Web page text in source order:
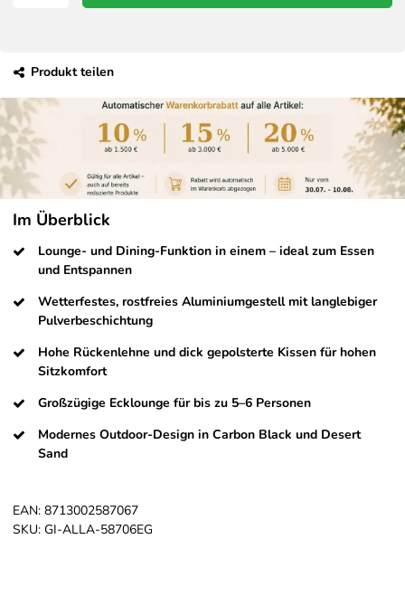
Produkt teilen
Im Überblick
Lounge- und Dining-Funktion in einem – ideal zum Essen
und Entspannen
Wetterfestes, rostfreies Aluminiumgestell mit langlebiger
Pulverbeschichtung
Hohe Rückenlehne und dick gepolsterte Kissen für hohen
Sitzkomfort
Großzügige Ecklounge für bis zu 5–6 Personen
Modernes Outdoor-Design in Carbon Black und Desert
Sand
EAN: 8713002587067
SKU: GI-ALLA-58706EG